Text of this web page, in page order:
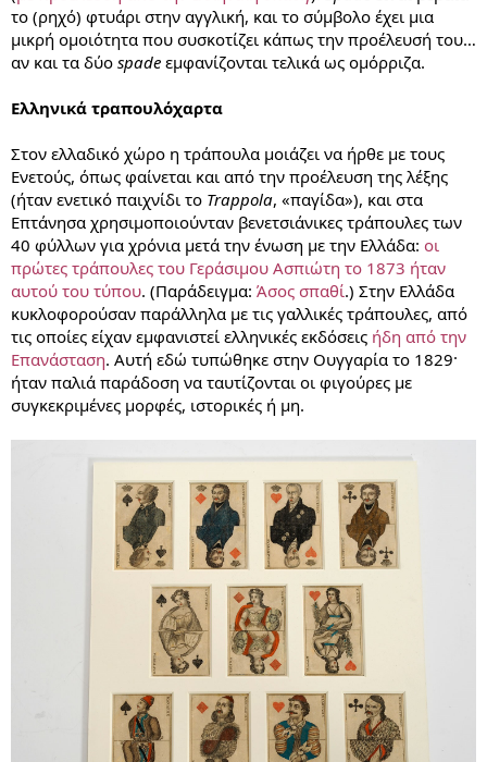
το (ρηχό) φτυάρι στην αγγλική, και το σύμβολο έχει μια
μικρή ομοιότητα που συσκοτίζει κάπως την προέλευσή του…
αν και τα δύο spade εμφανίζονται τελικά ως ομόρριζα.
Ελληνικά τραπουλόχαρτα
Στον ελλαδικό χώρο η τράπουλα μοιάζει να ήρθε με τους
Ενετούς, όπως φαίνεται και από την προέλευση της λέξης
(ήταν ενετικό παιχνίδι το Trappola, «παγίδα»), και στα
Επτάνησα χρησιμοποιούνταν βενετσιάνικες τράπουλες των
40 φύλλων για χρόνια μετά την ένωση με την Ελλάδα: οι
πρώτες τράπουλες του Γεράσιμου Ασπιώτη το 1873 ήταν
αυτού του τύπου. (Παράδειγμα: Άσος σπαθί.) Στην Ελλάδα
κυκλοφορούσαν παράλληλα με τις γαλλικές τράπουλες, από
τις οποίες είχαν εμφανιστεί ελληνικές εκδόσεις ήδη από την
Επανάσταση. Αυτή εδώ τυπώθηκε στην Ουγγαρία το 1829·
ήταν παλιά παράδοση να ταυτίζονται οι φιγούρες με
συγκεκριμένες μορφές, ιστορικές ή μη.